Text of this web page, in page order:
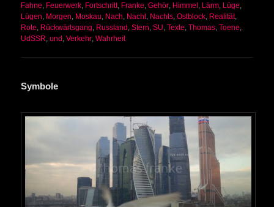
Fahne, Feuerwerk, Fortschritt, Franke,Gehör, Himmel, Lärm, Lüge,
Lügen, Morgen, Moskau, Nach, Nacht, Nachts,Ostblock, Realität,
Rote, Rückwärtsgang, Russland,Stern,SU,Texte,Thomas,Toene,
UdSSR,und,Verkehr,Wahrheit
Symbole